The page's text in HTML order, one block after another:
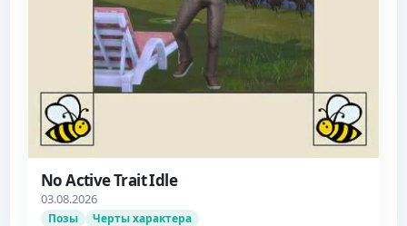
No Active Trait Idle
03.08.2026
Позы Черты характера